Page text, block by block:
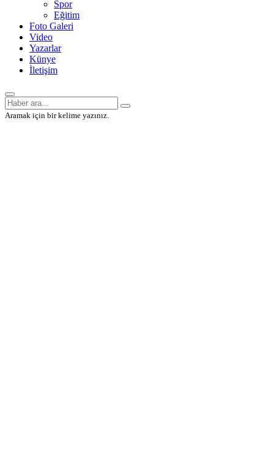
Spor
Eğitim
Foto Galeri
Video
Yazarlar
Künye
İletişim
Aramak için bir kelime yazınız.